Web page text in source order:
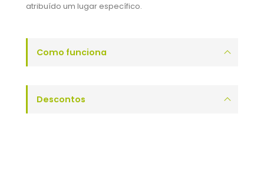
atribuído um lugar específico.
Como funciona
Descontos